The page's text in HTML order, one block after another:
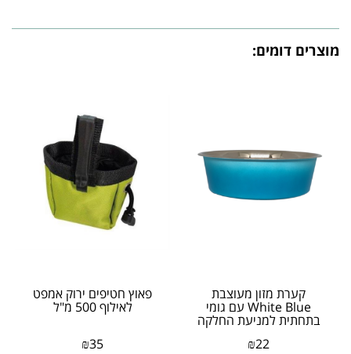
מוצרים דומים:
קערת מזון מעוצבת
White Blue עם גומי
בתחתית למניעת החלקה
₪22
פאוץ חטיפים ירוק אמפט
לאילוף 500 מ"ל
₪35